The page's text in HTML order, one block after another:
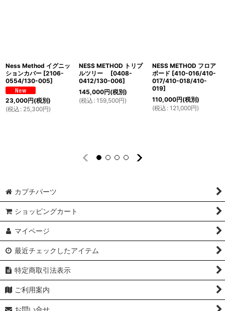
Ness Method イグニッ
ションカバー [2106-
0554/130-005]
23,000円(税別)
(税込 : 25,300円)
NESS METHOD トリプ
ルツリー
[0408-
0412/130-006]
145,000円(税別)
(税込 : 159,500円)
NESS METHOD フロア
ボード [410-016/410-
017/410-018/410-
019]
110,000円(税別)
(税込 : 121,000円)
カプチパーツ
ショッピングカート
マイページ
最近チェックしたアイテム
特定商取引法表示
ご利用案内